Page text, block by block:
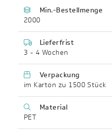
Min.-Bestellmenge
2000
Lieferfrist
3 - 4 Wochen
Verpackung
im Karton zu 1500 Stück
Material
PET